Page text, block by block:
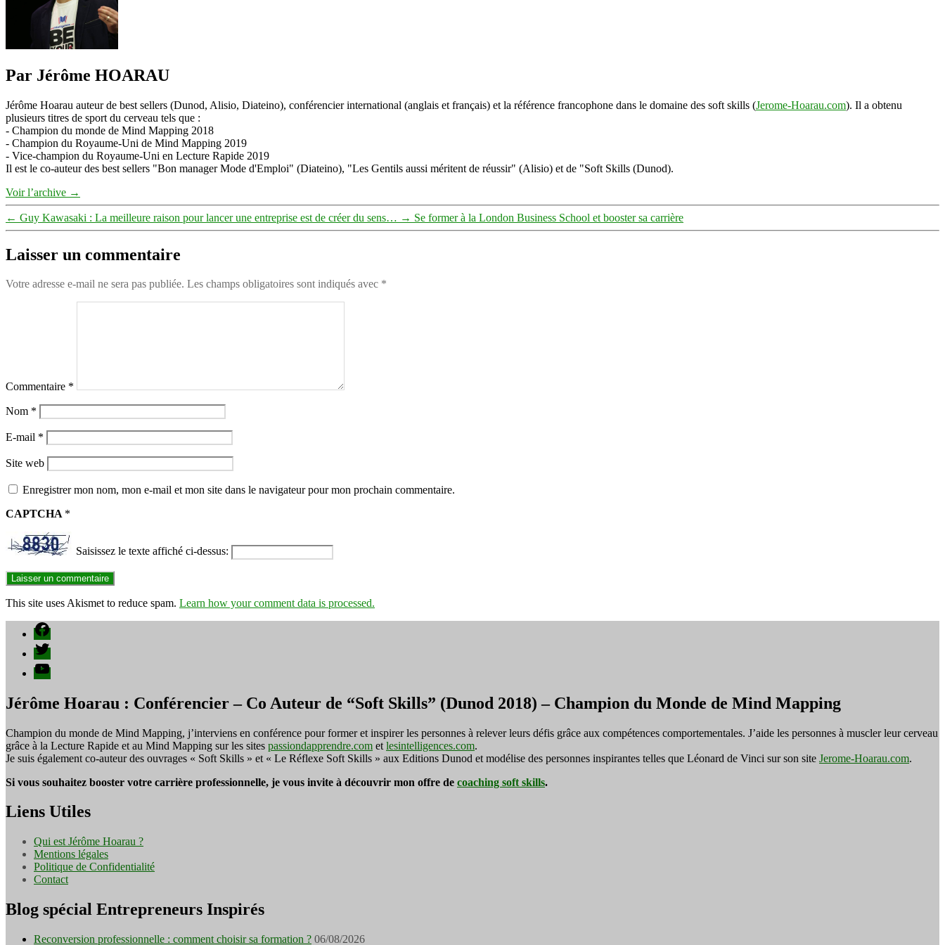
Par Jérôme HOARAU
Jérôme Hoarau auteur de best sellers (Dunod, Alisio, Diateino), conférencier international (anglais et français) et la référence francophone dans le domaine des soft skills (Jerome-Hoarau.com). Il a obtenu
plusieurs titres de sport du cerveau tels que :
- Champion du monde de Mind Mapping 2018
- Champion du Royaume-Uni de Mind Mapping 2019
- Vice-champion du Royaume-Uni en Lecture Rapide 2019
Il est le co-auteur des best sellers "Bon manager Mode d'Emploi" (Diateino), "Les Gentils aussi méritent de réussir" (Alisio) et de "Soft Skills (Dunod).
Voir l’archive →
← Guy Kawasaki : La meilleure raison pour lancer une entreprise est de créer du sens… → Se former à la London Business School et booster sa carrière
Laisser un commentaire
Votre adresse e-mail ne sera pas publiée. Les champs obligatoires sont indiqués avec *
Commentaire *
Nom *
E-mail *
Site web
Enregistrer mon nom, mon e-mail et mon site dans le navigateur pour mon prochain commentaire.
CAPTCHA *
Saisissez le texte affiché ci-dessus:
This site uses Akismet to reduce spam. Learn how your comment data is processed.
Facebook
Twitter
YouTube
Jérôme Hoarau : Conférencier – Co Auteur de “Soft Skills” (Dunod 2018) – Champion du Monde de Mind Mapping
Champion du monde de Mind Mapping, j’interviens en conférence pour former et inspirer les personnes à relever leurs défis grâce aux compétences comportementales. J’aide les personnes à muscler leur cerveau
grâce à la Lecture Rapide et au Mind Mapping sur les sites passiondapprendre.com et lesintelligences.com.
Je suis également co-auteur des ouvrages « Soft Skills » et « Le Réflexe Soft Skills » aux Editions Dunod et modélise des personnes inspirantes telles que Léonard de Vinci sur son site Jerome-Hoarau.com.
Si vous souhaitez booster votre carrière professionnelle, je vous invite à découvrir mon offre de coaching soft skills.
Liens Utiles
Qui est Jérôme Hoarau ?
Mentions légales
Politique de Confidentialité
Contact
Blog spécial Entrepreneurs Inspirés
Reconversion professionnelle : comment choisir sa formation ? 06/08/2026